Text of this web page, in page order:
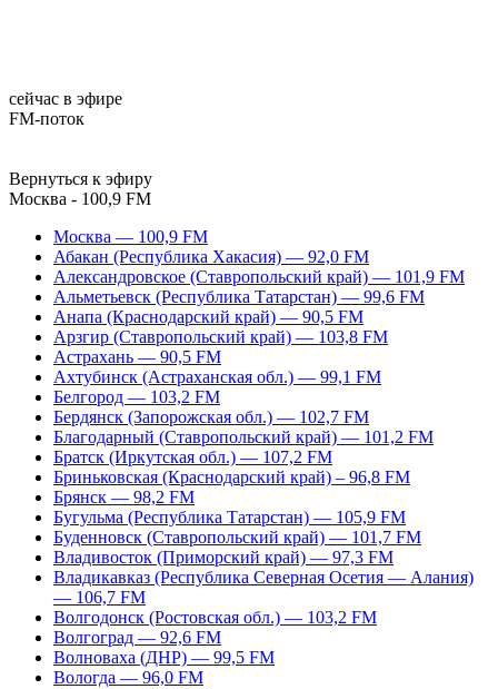
сейчас в эфире
FM-поток
Вернуться к эфиру
Москва - 100,9 FM
Москва — 100,9 FM
Абакан (Республика Хакасия) — 92,0 FM
Александровское (Ставропольский край) — 101,9 FM
Альметьевск (Республика Татарстан) — 99,6 FM
Анапа (Краснодарский край) — 90,5 FM
Арзгир (Ставропольский край) — 103,8 FM
Астрахань — 90,5 FM
Ахтубинск (Астраханская обл.) — 99,1 FM
Белгород — 103,2 FM
Бердянск (Запорожская обл.) — 102,7 FM
Благодарный (Ставропольский край) — 101,2 FM
Братск (Иркутская обл.) — 107,2 FM
Бриньковская (Краснодарский край) – 96,8 FM
Брянск — 98,2 FM
Бугульма (Республика Татарстан) — 105,9 FM
Буденновск (Ставропольский край) — 101,7 FM
Владивосток (Приморский край) — 97,3 FM
Владикавказ (Республика Северная Осетия — Алания)
— 106,7 FM
Волгодонск (Ростовская обл.) — 103,2 FM
Волгоград — 92,6 FM
Волноваха (ДНР) — 99,5 FM
Вологда — 96,0 FM